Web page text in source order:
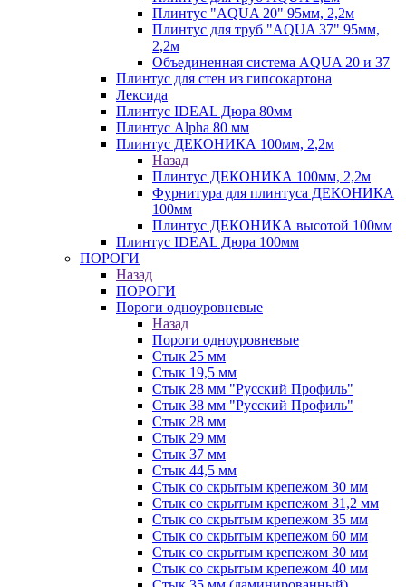
Плинтус "AQUA 20" 95мм, 2,2м
Плинтус для труб "AQUA 37" 95мм,
2,2м
Объединенная система AQUA 20 и 37
Плинтус для стен из гипсокартона
Лексида
Плинтус IDEAL Дюра 80мм
Плинтус Alpha 80 мм
Плинтус ДЕКОНИКА 100мм, 2,2м
Назад
Плинтус ДЕКОНИКА 100мм, 2,2м
Фурнитура для плинтуса ДЕКОНИКА
100мм
Плинтус ДЕКОНИКА высотой 100мм
Плинтус IDEAL Дюра 100мм
ПОРОГИ
Назад
ПОРОГИ
Пороги одноуровневые
Назад
Пороги одноуровневые
Стык 25 мм
Стык 19,5 мм
Стык 28 мм "Русский Профиль"
Стык 38 мм "Русский Профиль"
Стык 28 мм
Стык 29 мм
Стык 37 мм
Стык 44,5 мм
Стык со скрытым крепежом 30 мм
Стык со скрытым крепежом 31,2 мм
Стык со скрытым крепежом 35 мм
Стык со скрытым крепежом 60 мм
Стык со скрытым крепежом 30 мм
Стык со скрытым крепежом 40 мм